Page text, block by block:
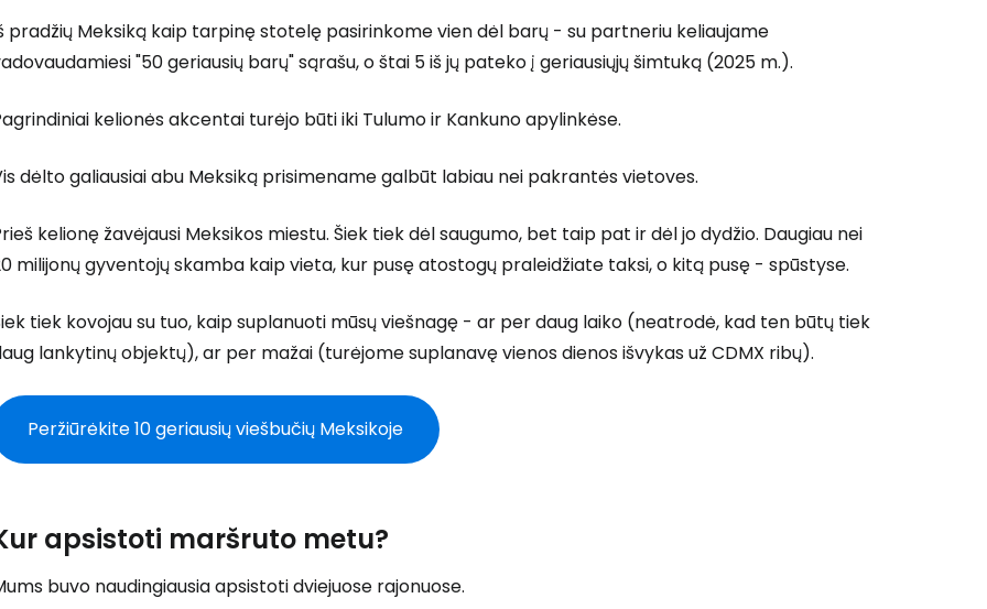
pradžių Meksiką kaip tarpinę stotelę pasirinkome vien dėl barų - su partneriu keliaujame
"50 geriausių barų" sąrašu, o štai 5 iš jų pateko į geriausiųjų šimtuką (2025 m.).
kelionės akcentai turėjo būti iki Tulumo ir Kankuno apylinkėse.
dėlto galiausiai abu Meksiką prisimename galbūt labiau nei pakrantės vietoves.
kelionę žavėjausi Meksikos miestu. Šiek tiek dėl saugumo, bet taip pat ir dėl jo dydžio. Daugiau nei
milijonų gyventojų skamba kaip vieta, kur pusę atostogų praleidžiate taksi, o kitą pusę - spūstyse.
tiek kovojau su tuo, kaip suplanuoti mūsų viešnagę - ar per daug laiko (neatrodė, kad ten būtų tiek
lankytinų objektų), ar per mažai (turėjome suplanavę vienos dienos išvykas už CDMX ribų).
Peržiūrėkite 10 geriausių viešbučių Meksikoje
apsistoti maršruto metu?
buvo naudingiausia apsistoti dviejuose rajonuose.